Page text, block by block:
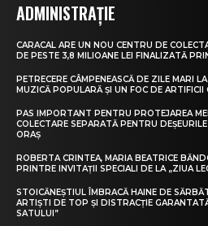
ADMINISTRAȚIE
CARACAL ARE UN NOU CENTRU DE
DE PESTE 3,8 MILIOANE LEI FINALIZATĂ
PETRECERE CÂMPENEASCĂ DE ZILE MARI
MUZICĂ POPULARĂ ȘI UN FOC DE
PAS IMPORTANT PENTRU PROTEJAREA
COLECTARE SEPARATĂ PENTRU
ORAȘ
ROBERTA CRINTEA, MARIA BEATRICE
PRINTRE INVITAȚII SPECIALI DE LA „ZIUA
STOICĂNEȘTIUL ÎMBRACĂ HAINE DE
ARTIȘTI DE TOP ȘI DISTRACȚIE
SATULUI”